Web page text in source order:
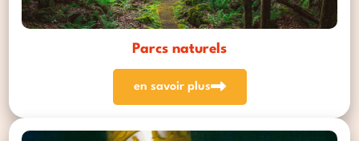
Parcs naturels
en savoir plus